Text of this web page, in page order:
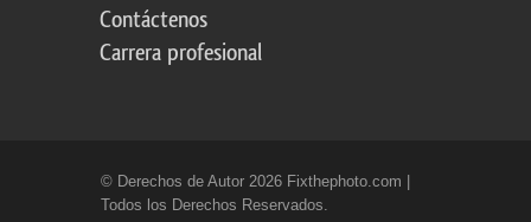
Contáctenos
Carrera profesional
© Derechos de Autor 2026 Fixthephoto.com |
Todos los Derechos Reservados.